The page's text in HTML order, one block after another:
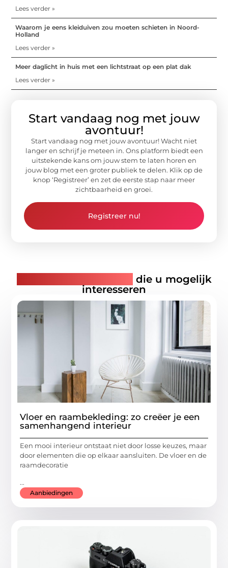
Lees verder »
Waarom je eens kleiduiven zou moeten schieten in Noord-
Holland
Lees verder »
Meer daglicht in huis met een lichtstraat op een plat dak
Lees verder »
Start vandaag nog met jouw
avontuur!
Start vandaag nog met jouw avontuur! Wacht niet
langer en schrijf je meteen in. Ons platform biedt een
uitstekende kans om jouw stem te laten horen en
jouw blog met een groter publiek te delen. Klik op de
knop ‘Registreer’ en zet de eerste stap naar meer
zichtbaarheid en groei.
Registreer nu!
die u mogelijk
interesseren
Vloer en raambekleding: zo creëer je een
samenhangend interieur
Een mooi interieur ontstaat niet door losse keuzes, maar
door elementen die op elkaar aansluiten. De vloer en de
raamdecoratie
...
Aanbiedingen